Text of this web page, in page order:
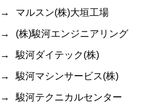
マルスン(株)大垣工場
(株)駿河エンジニアリング
駿河ダイテック(株)
駿河マシンサービス(株)
駿河テクニカルセンター